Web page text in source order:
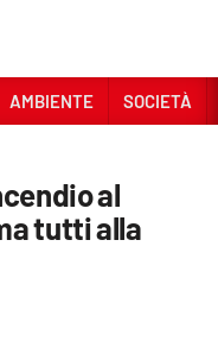
AMBIENTE SOCIETÀ
al
tutti alla